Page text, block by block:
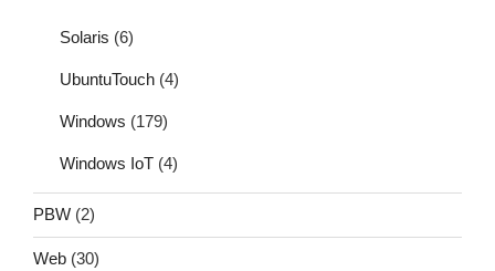
Solaris (6)
UbuntuTouch (4)
Windows (179)
Windows IoT (4)
PBW (2)
Web (30)